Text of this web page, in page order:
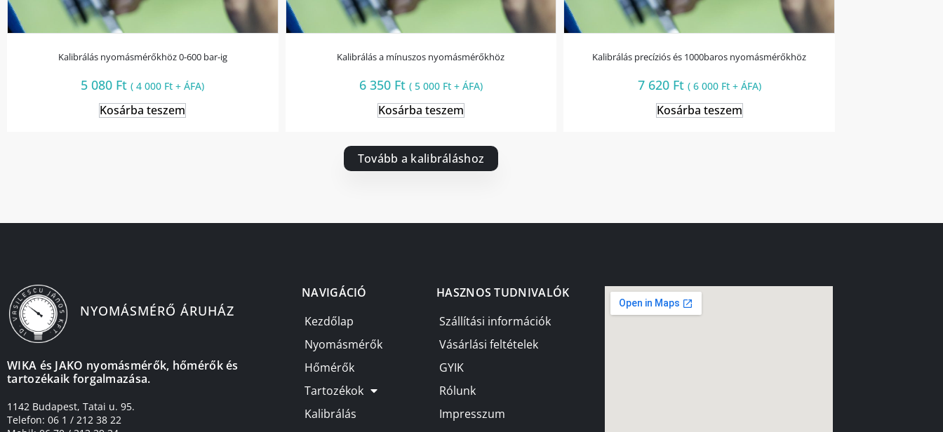
Kalibrálás nyomásmérőkhöz 0-600 bar-ig
5 080 Ft (4 000 Ft + ÁFA)
Kosárba teszem
Kalibrálás a mínuszos nyomásmérőkhöz
6 350 Ft ( 5 000 Ft+ ÁFA)
Kosárba teszem
Kalibrálás precíziós és 1000baros nyomásmérőkhöz
7 620 Ft ( 6 000 Ft+ ÁFA)
Kosárba teszem
Tovább a kalibráláshoz
NYOMÁSMÉRŐ ÁRUHÁZ
WIKA és JAKO nyomásmérők, hőmérők és
tartozékaik forgalmazása.
1142 Budapest, Tatai u. 95.
Telefon: 06 1 / 212 38 22
NAVIGÁCIÓ
Kezdőlap
Nyomásmérők
Hőmérők
Tartozékok
Kalibrálás
HASZNOS TUDNIVALÓK
Szállítási információk
Vásárlási feltételek
GYIK
Rólunk
Impresszum